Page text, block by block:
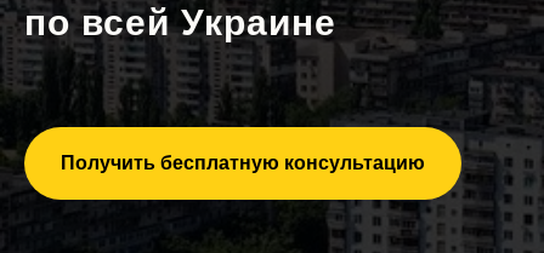
по всей Украине
Получить бесплатную консультацию